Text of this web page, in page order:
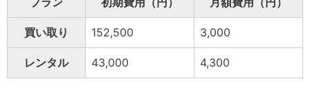
買い取り 152,500 3,000
レンタル 43,000 4,300